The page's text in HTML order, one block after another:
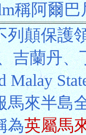
稱阿爾
列顛保護
吉蘭丹
Malay
馬來半島
為英屬馬